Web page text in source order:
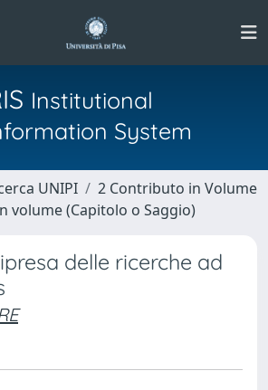
Institutional
System
UNIPI
2 Contributo in Volume
volume (Capitolo o Saggio)
delle ricerche ad